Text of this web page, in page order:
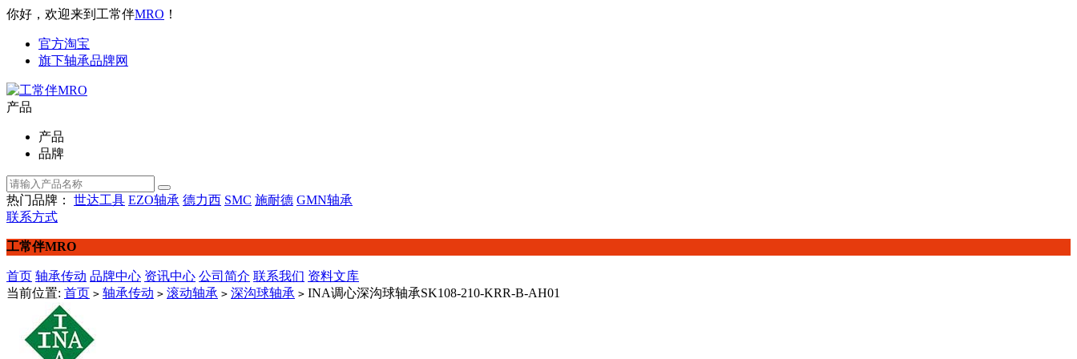
你好，欢迎来到工常伴MRO ！
官方淘宝
旗下轴承品牌网
产品
产品
品牌
热门品牌： 世达工具 EZO轴承 德力西 SMC 施耐德 GMN轴承
联系方式
工常伴MRO
首页 轴承传动 品牌中心 资讯中心 公司简介 联系我们 资料文库
当前位置: 首页 > 轴承传动 > 滚动轴承 > 深沟球轴承 > INA调心深沟球轴承SK108-210-KRR-B-AH01